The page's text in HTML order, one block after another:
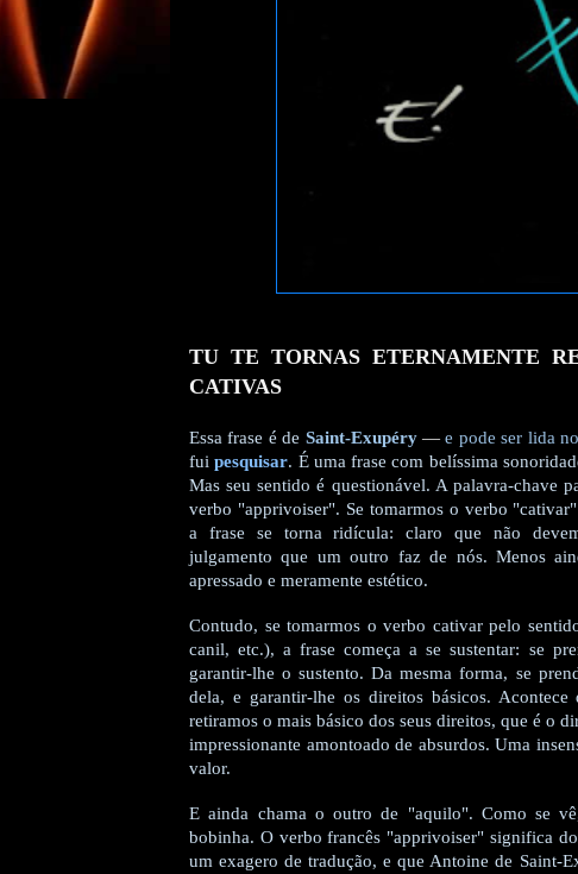
TU TE TORNAS ETERNAMENTE
CATIVAS
Essa frase é de Saint-Exupéry—e pode ser lida
fuipesquisar. É uma frase com belíssima
Mas seu sentido é questionável. A palavra-chave
verbo "apprivoiser". Se tomarmos o verbo
a frase se torna ridícula: claro que não
julgamento que um outro faz de nós. Menos
apressado e meramente estético.
Contudo, se tomarmos o verbo cativar pelo
canil, etc.), a frase começa a se sustentar: se
garantir-lhe o sustento. Da mesma forma, se
dela, e garantir-lhe os direitos básicos.
retiramos o mais básico dos seus direitos, que é o
impressionante amontoado de absurdos. Uma
valor.
E ainda chama o outro de "aquilo". Como se
bobinha. O verbo francês "apprivoiser" significa
um exagero de tradução, e que Antoine de Saint-